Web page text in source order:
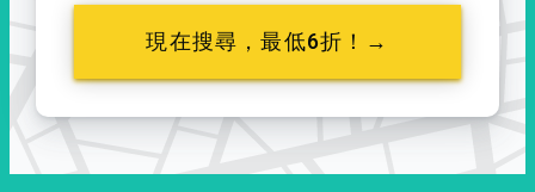
現在搜尋，最低6折！→